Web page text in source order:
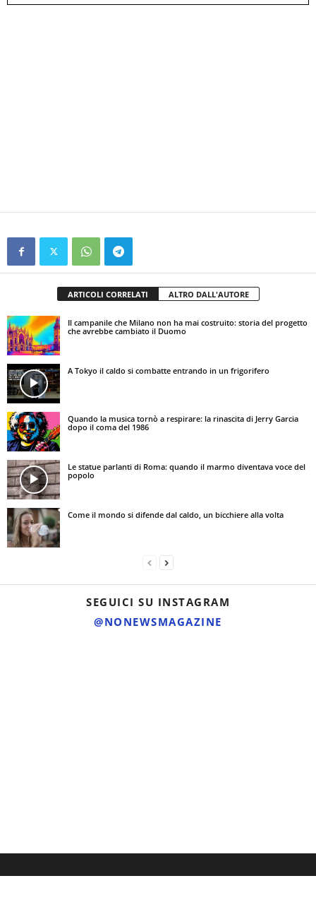
ARTICOLI CORRELATI ALTRO DALL'AUTORE
Il campanile che Milano non ha mai costruito: storia del progetto
che avrebbe cambiato il Duomo
A Tokyo il caldo si combatte entrando in un frigorifero
Quando la musica tornò a respirare: la rinascita di Jerry Garcia
dopo il coma del 1986
Le statue parlanti di Roma: quando il marmo diventava voce del
popolo
Come il mondo si difende dal caldo, un bicchiere alla volta
SEGUICI SU INSTAGRAM
@NONEWSMAGAZINE